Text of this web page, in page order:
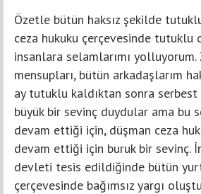
Özetle bütün haksız şekilde
ceza hukuku çerçevesinde tutuklu
insanlara selamlarımı yolluyorum.
mensupları, bütün arkadaşlarım
ay tutuklu kaldıktan sonra serbest
büyük bir sevinç duydular ama bu
devam ettiği için, düşman ceza
devam ettiği için buruk bir sevinç.
devleti tesis edildiğinde bütün
çerçevesinde bağımsız yargı